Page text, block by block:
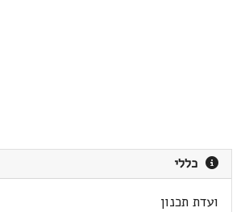
כללי
ועדת תכנון